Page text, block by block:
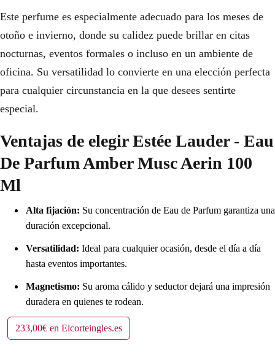
Este perfume es especialmente adecuado para los meses de
otoño e invierno, donde su calidez puede brillar en citas
nocturnas, eventos formales o incluso en un ambiente de
oficina. Su versatilidad lo convierte en una elección perfecta
para cualquier circunstancia en la que desees sentirte
especial.
Ventajas de elegir Estée Lauder - Eau
De Parfum Amber Musc Aerin 100
Ml
Alta fijación: Su concentración de Eau de Parfum garantiza una
duración excepcional.
Versatilidad: Ideal para cualquier ocasión, desde el día a día
hasta eventos importantes.
Magnetismo: Su aroma cálido y seductor dejará una impresión
duradera en quienes te rodean.
233,00€ en Elcorteingles.es